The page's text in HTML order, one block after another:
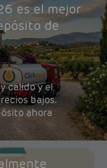
es el mejor
de
cálido y el
bajos.
ahora